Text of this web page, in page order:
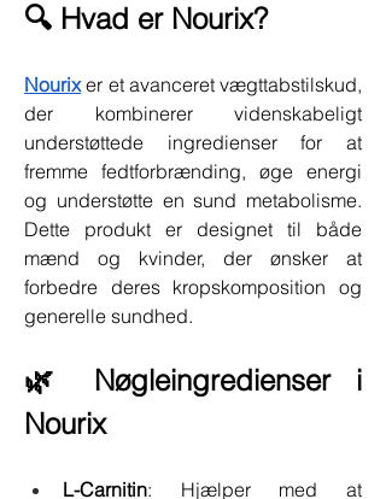
🔍 Hvad er Nourix?
Nourix er et avanceret vægttabstilskud,
der kombinerer videnskabeligt
understøttede ingredienser for at
fremme fedtforbrænding, øge energi
og understøtte en sund metabolisme.
Dette produkt er designet til både
mænd og kvinder, der ønsker at
forbedre deres kropskomposition og
generelle sundhed.
🌿 Nøgleingredienser i
Nourix
L-Carnitin: Hjælper med at